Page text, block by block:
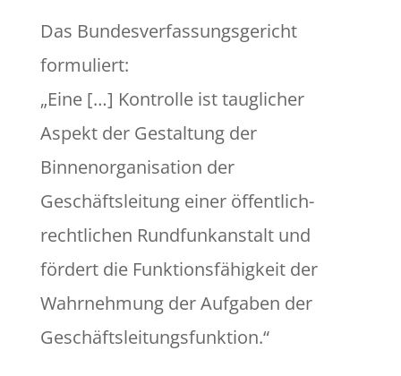
Das Bundesverfassungsgericht
formuliert:
„Eine […] Kontrolle ist tauglicher
Aspekt der Gestaltung der
Binnenorganisation der
Geschäftsleitung einer öffentlich-
rechtlichen Rundfunkanstalt und
fördert die Funktionsfähigkeit der
Wahrnehmung der Aufgaben der
Geschäftsleitungsfunktion.“